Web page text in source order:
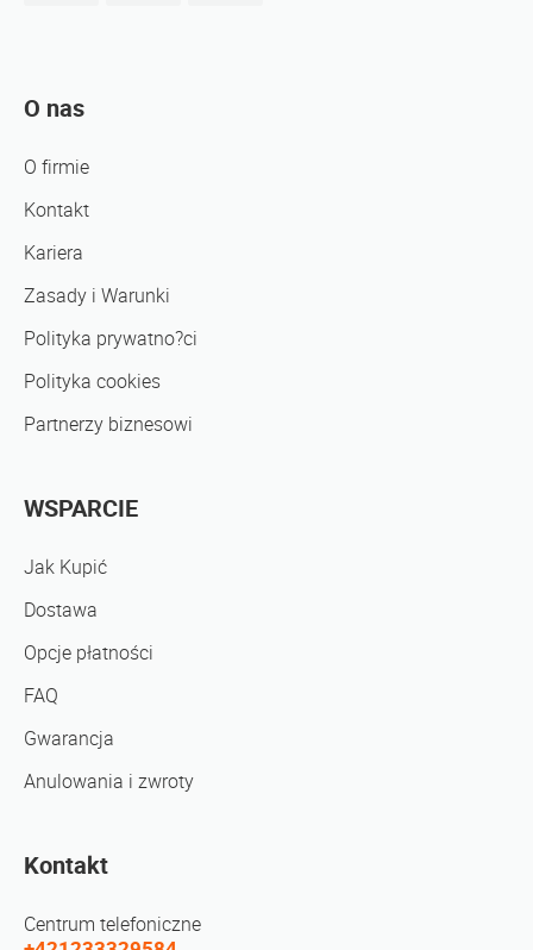
O nas
O firmie
Kontakt
Kariera
Zasady i Warunki
Polityka prywatno?ci
Polityka cookies
Partnerzy biznesowi
WSPARCIE
Jak Kupić
Dostawa
Opcje płatności
FAQ
Gwarancja
Anulowania i zwroty
Kontakt
Centrum telefoniczne